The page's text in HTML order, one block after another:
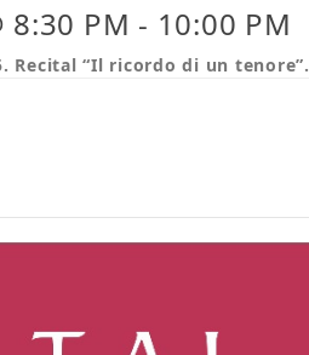
8:30 PM - 10:00 PM
Recital “Il ricordo di un tenore”.